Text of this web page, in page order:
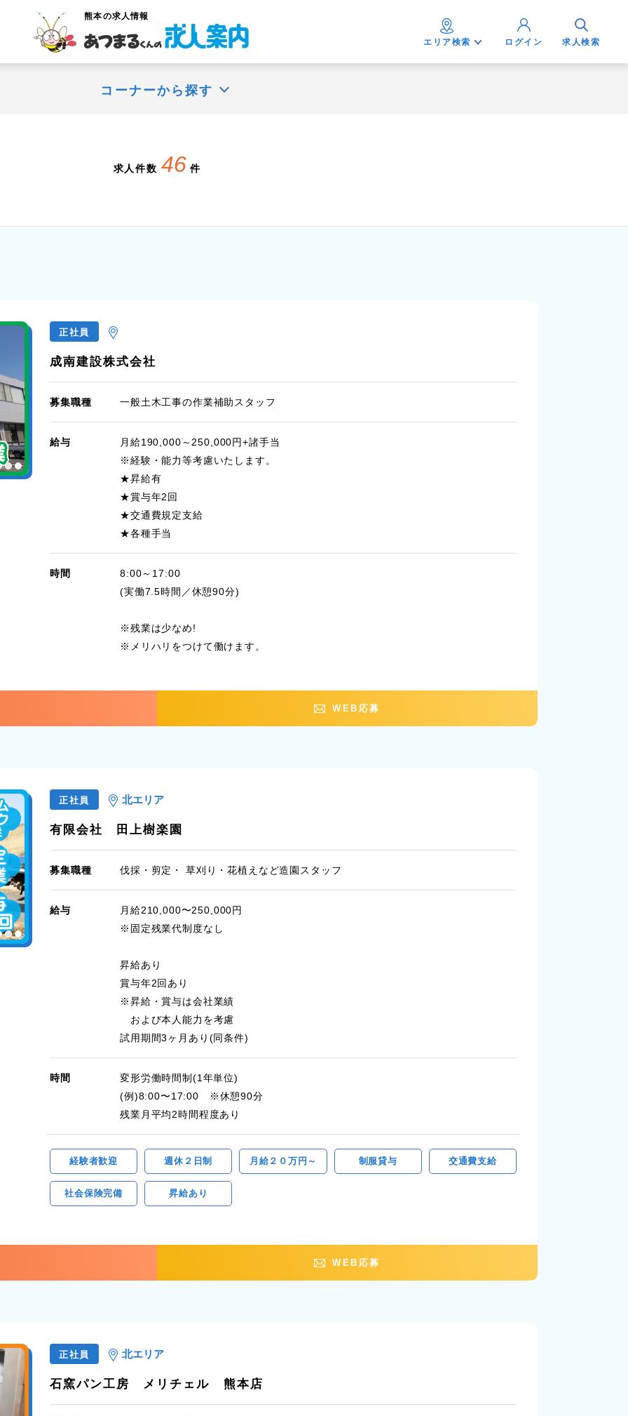
熊本の求人情報
エリア検索 ログイン 求人検索
コーナーから探す
求人件数 46 件
正社員
成南建設株式会社
募集職種 一般土木工事の作業補助スタッフ
給与
月給190,000～250,000円+諸手当
※経験・能力等考慮いたします。
★昇給有
★賞与年2回
★交通費規定支給
★各種手当
時間
8:00～17:00
(実働7.5時間／休憩90分)
※残業は少なめ!
※メリハリをつけて働けます。
WEB応募
正社員 北エリア
有限会社 田上樹楽園
募集職種 伐採・剪定・ 草刈り・花植えなど造園スタッフ
給与
月給210,000〜250,000円
※固定残業代制度なし
昇給あり
賞与年2回あり
※昇給・賞与は会社業績
および本人能力を考慮
試用期間3ヶ月あり(同条件)
時間
変形労働時間制(1年単位)
(例)8:00〜17:00 ※休憩90分
残業月平均2時間程度あり
経験者歓迎 週休２日制 月給２０万円～ 制服貸与 交通費支給
社会保険完備 昇給あり
WEB応募
正社員 北エリア
石窯パン工房 メリチェル 熊本店